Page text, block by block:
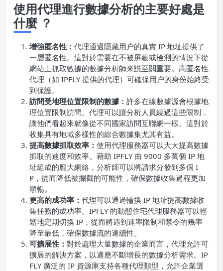
使用代理進行數據分析的主要好處是
什麼 ？
增強匿名性： 代理通過隱藏用户的真實 IP 地址提供了
一層匿名性。這對於需要在不被屏蔽或檢測的情況下從
網站上抓取數據的數據分析師來説至關重要。高匿名性
代理（如 IPFLY 提供的代理）可確保用户的身份始終受
到保護。
訪問受地理位置限制的數據： 許多在線數據源會根據地
理位置限制訪問。代理可以讓分析人員繞過這些限制，
讓他們看起來就像從不同國家訪問互聯網一樣。這對於
收集具有地域多樣性的綜合數據集尤其有益。
提高數據抓取效率： 使用代理服務器可以大大提高數據
抓取的速度和效率。藉助 IPFLY 由 9000 多萬個 IP 地
址組成的龐大網絡，分析師可以將請求分發到多個 I
P，從而降低被攔截的可能性，確保數據收集過程更加
順暢。
更高的成功率： 代理可以通過輪換 IP 地址提高數據收
集任務的成功率。IPFLY 的動態住宅代理服務器可以輕
鬆地定期切換 IP，從而將遇到速率限制和禁令的幾率
降至最低，確保數據流的連續性。
可擴展性： 對於處理大量數據的企業而言，代理允許可
擴展的解決方案，以適應不斷增長的數據分析需求。IP
FLY 廣泛的 IP 資源庫支持各種代理類型，允許企業選